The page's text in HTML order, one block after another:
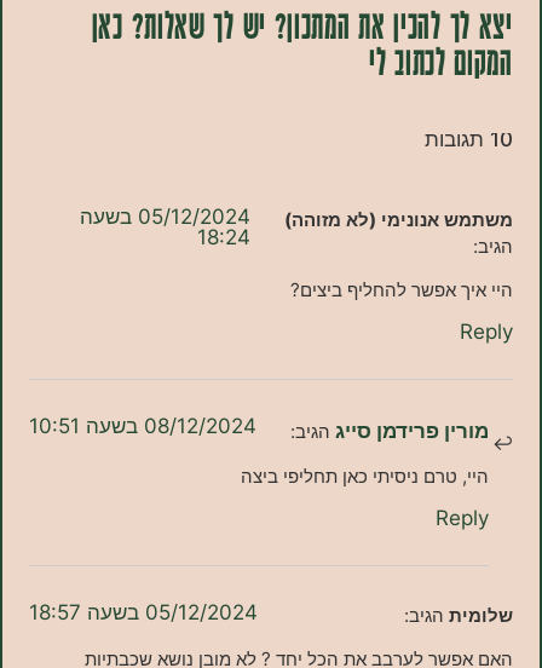
להכין את המתכון? יש לך שאלות? כאן
לי
אנונימי (לא מזוהה)
05/12/2024 בשעה
18:24
אפשר להחליף ביצים?
פרידמן סייג הגיב: 08/12/2024 בשעה 10:51
טרם ניסיתי כאן תחליפי ביצה
הגיב: 05/12/2024 בשעה 18:57
לערבב את הכל יחד ? לא מובן נושא שכבתיות